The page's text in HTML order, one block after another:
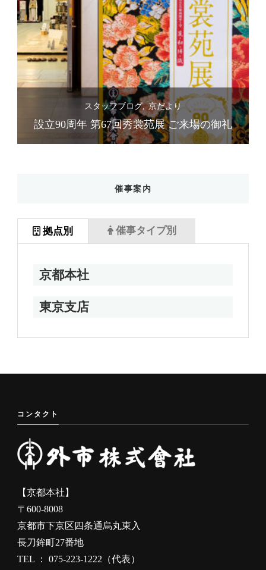
スタッフブログ 京だより
設立90周年 第67回秀裳苑展 ご来場の御礼
催事案内
拠点別
京都本社
東京支店
催事タイプ別
コンタクト
【京都本社】
〒600-8008
京都市下京区四条通烏丸東入
長刀鉾町27番地
TEL ： 075-223-1222（代表）